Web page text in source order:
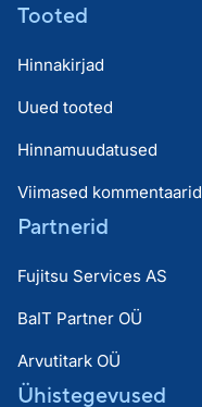
Tooted
Hinnakirjad
Uued tooted
Hinnamuudatused
Viimased kommentaarid
Partnerid
Fujitsu Services AS
BaIT Partner OÜ
Arvutitark OÜ
Ühistegevused